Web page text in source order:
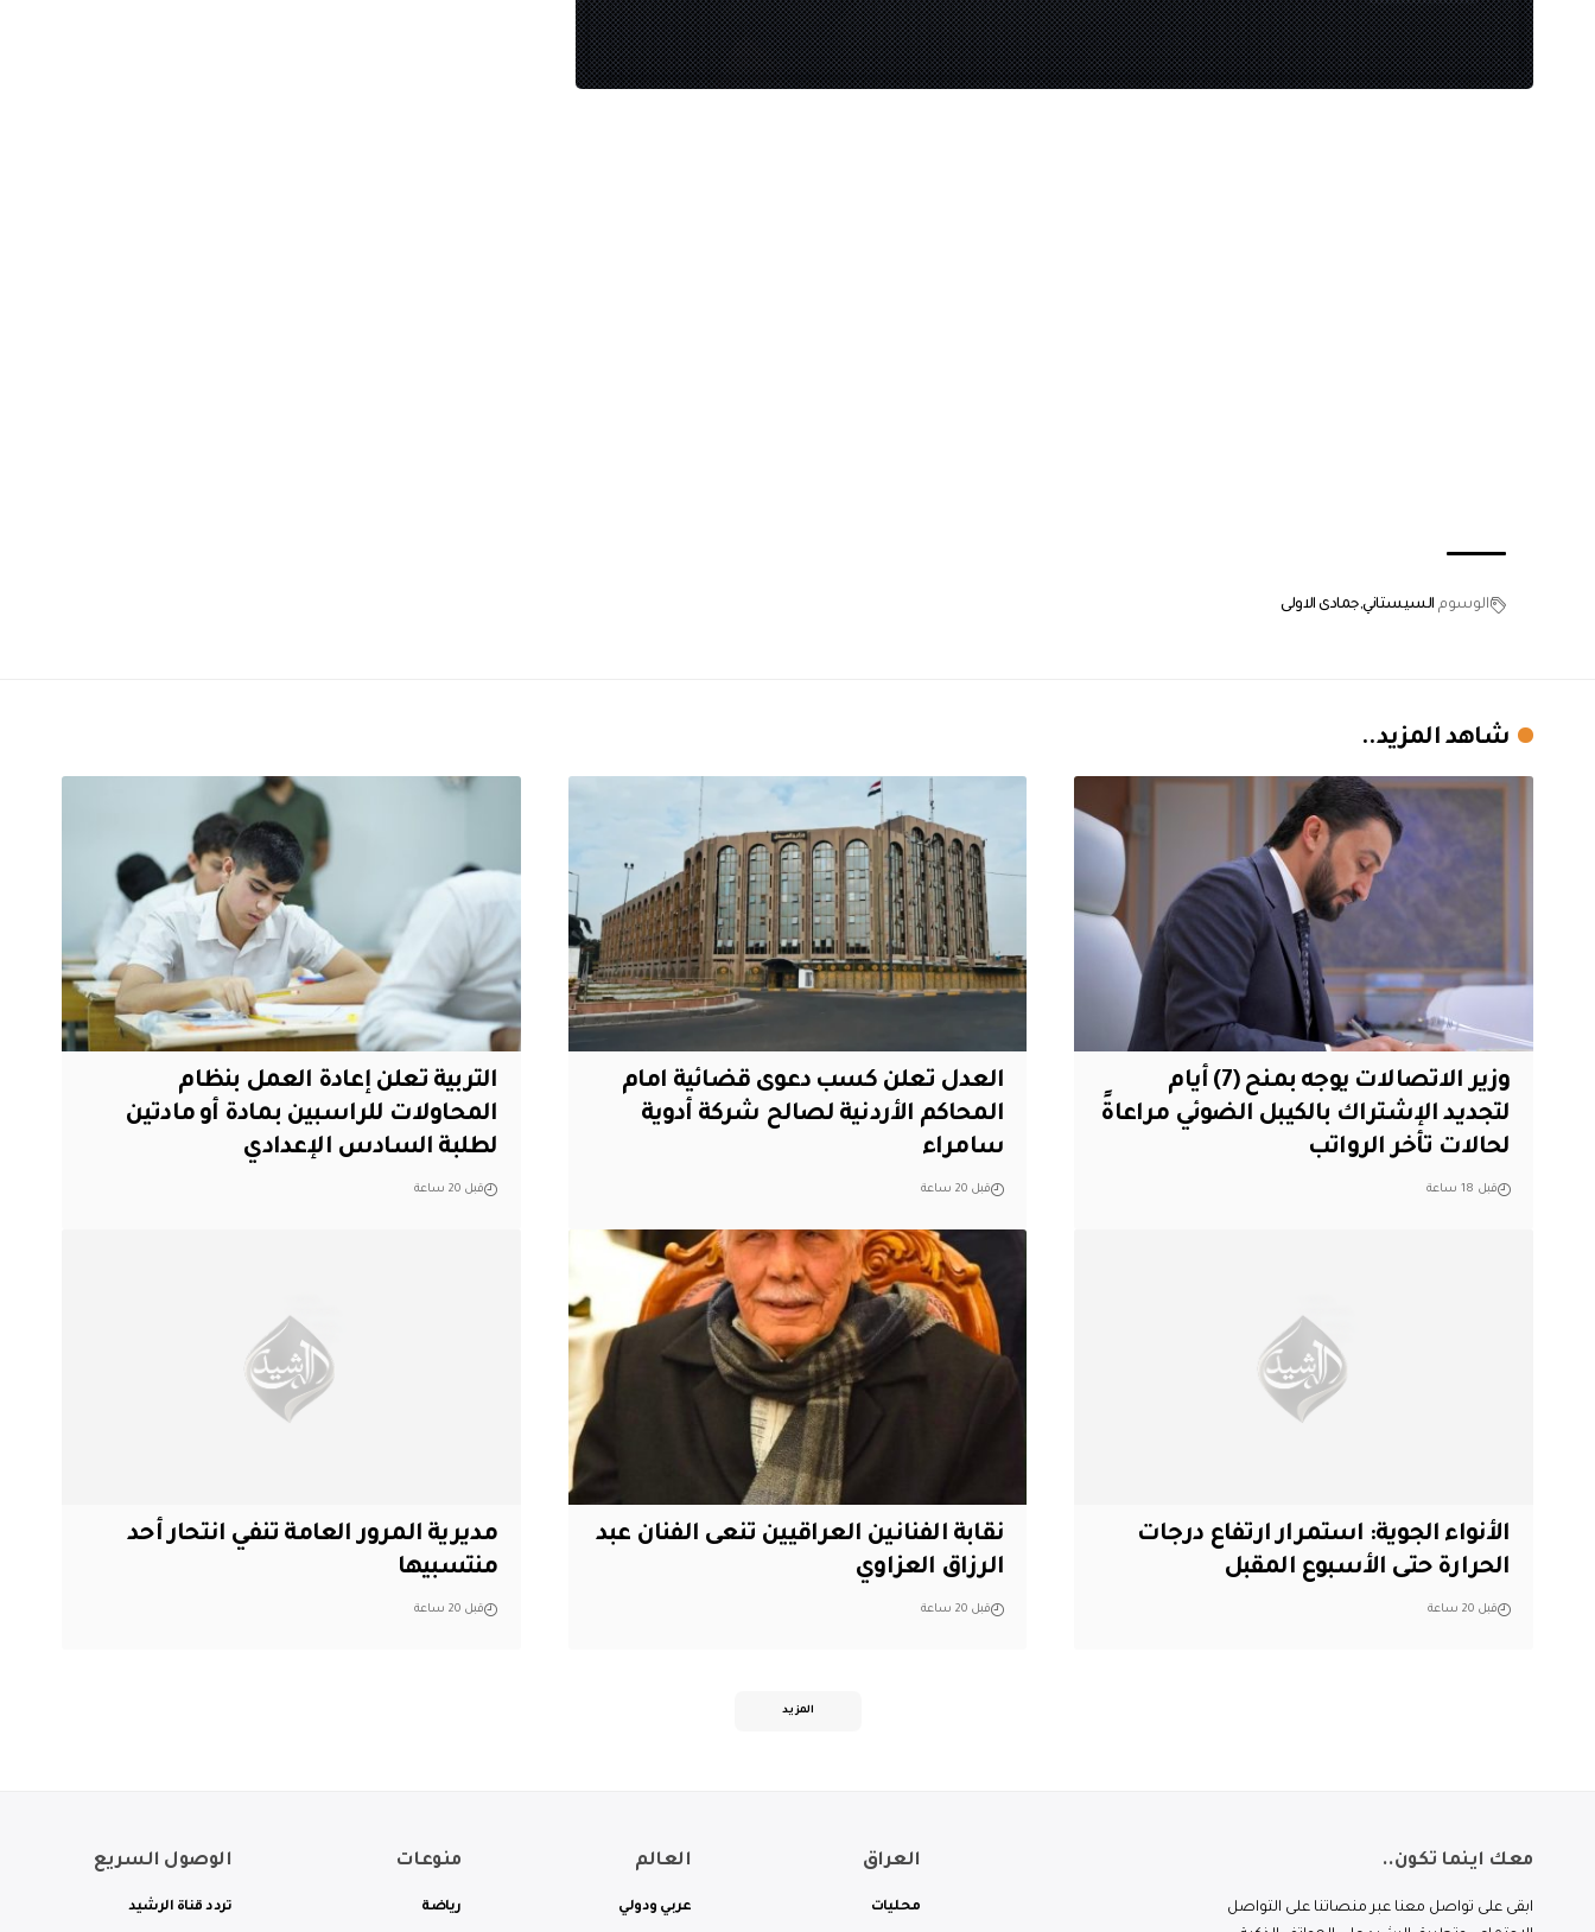
الوسوم السيستاني جمادى الاولى
شاهد المزيد..
وزير الاتصالات يوجه بمنح (7) أيام
لتجديد الإشتراك بالكيبل الضوئي مراعاةً
لحالات تأخر الرواتب
قبل 18 ساعة
العدل تعلن كسب دعوى قضائية امام
المحاكم الأردنية لصالح شركة أدوية
سامراء
قبل 20 ساعة
التربية تعلن إعادة العمل بنظام
المحاولات للراسبين بمادة أو مادتين
لطلبة السادس الإعدادي
قبل 20 ساعة
الأنواء الجوية: استمرار ارتفاع درجات
الحرارة حتى الأسبوع المقبل
قبل 20 ساعة
نقابة الفنانين العراقيين تنعى الفنان عبد
الرزاق العزاوي
قبل 20 ساعة
مديرية المرور العامة تنفي انتحار أحد
منتسبيها
قبل 20 ساعة
المزيد
معك اينما تكون..
ابقى على تواصل معنا عبر منصاتنا على التواصل
العراق
محليات
العالم
عربي ودولي
منوعات
رياضة
الوصول السريع
تردد قناة الرشيد